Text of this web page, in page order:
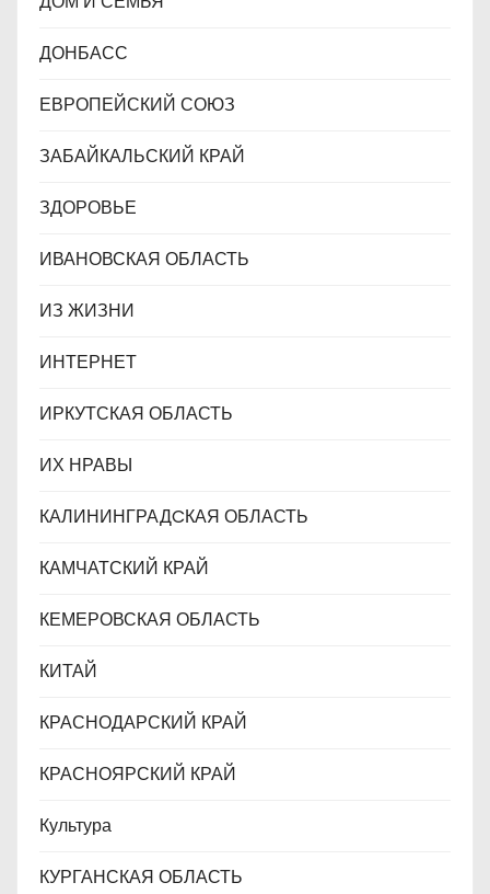
ДОНБАСС
ЕВРОПЕЙСКИЙ СОЮЗ
ЗАБАЙКАЛЬСКИЙ КРАЙ
ЗДОРОВЬЕ
ИВАНОВСКАЯ ОБЛАСТЬ
ИЗ ЖИЗНИ
ИНТЕРНЕТ
ИРКУТСКАЯ ОБЛАСТЬ
ИХ НРАВЫ
КАЛИНИНГРАДCКАЯ ОБЛАСТЬ
КАМЧАТСКИЙ КРАЙ
КЕМЕРОВСКАЯ ОБЛАСТЬ
КИТАЙ
КРАСНОДАРСКИЙ КРАЙ
КРАСНОЯРСКИЙ КРАЙ
Культура
КУРГАНСКАЯ ОБЛАСТЬ